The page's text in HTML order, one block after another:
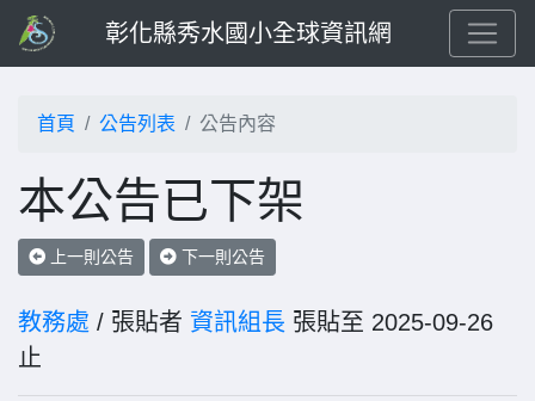
彰化縣秀水國小全球資訊網
首頁 公告列表 公告內容
本公告已下架
上一則公告 下一則公告
教務處 / 張貼者 資訊組長 張貼至 2025-09-26
止